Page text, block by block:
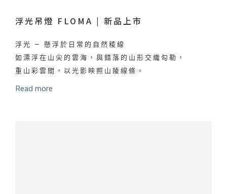
浮光吊燈 FLOMA | 新品上市
浮光 — 懸浮於日常的自然稜線
如漂浮在山尖的雲海，與錯落的山形交織勾勒，
重山彩雲間，以光影映照山陵線條。
Read more